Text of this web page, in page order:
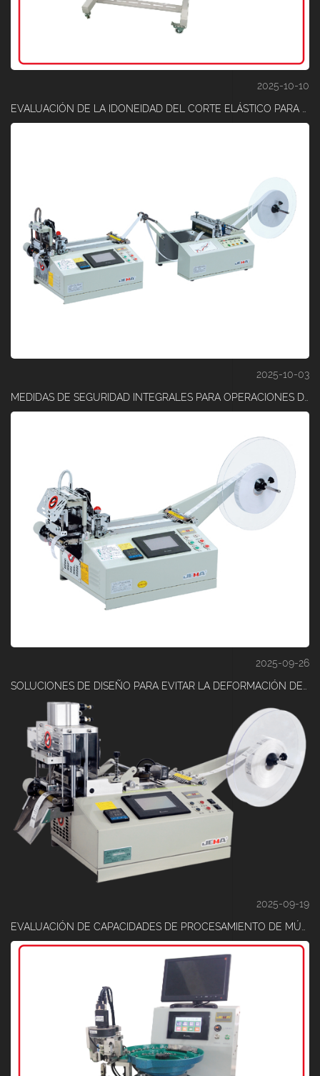
2025-10-10
2025-10-03
MEDIDAS DE SEGURIDAD INTEGRALES PARA OPERACIONES DE CORTE DE CINTA DE ALTA PRECISIÓN
2025-09-26
SOLUCIONES DE DISEÑO PARA EVITAR LA DEFORMACIÓN DE LA CINTA DURANTE EL CORTE
2025-09-19